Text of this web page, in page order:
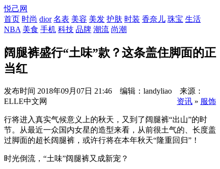
悦己网
首页 时尚 dior 名表 美容 美发 护肤 时装 香奈儿 珠宝 生活
NBA 美食 手机 科技 品牌 潮流 尚潮
阔腿裤盛行“土味”款？这条盖住脚面的正
当红
发布时间 2018年09月07日 21:46 编辑：landyliao 来源：
ELLE中文网
资讯 » 服饰
行将进入真实气候意义上的秋天，又到了阔腿裤“出山”的时
节。从最近一众国内女星的造型来看，从前很土气的、长度盖
过脚面的超长阔腿裤，或许行将在本年秋天“隆重回归”！
时光倒流，“土味”阔腿裤又成新宠？